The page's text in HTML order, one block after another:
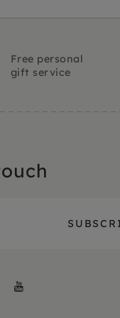
Free personal
gift service
Pinterest